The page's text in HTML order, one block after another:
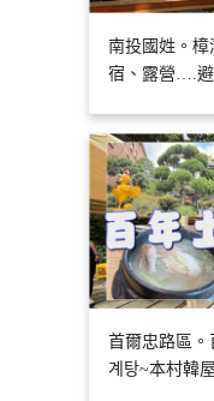
南投國姓。樟
宿、露營….
首爾忠路區。
계탕~本村韓